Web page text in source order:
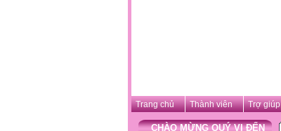
Trang chủ Thành viên Trợ giúp
CHÀO MỪNG QUÝ VỊ ĐẾN